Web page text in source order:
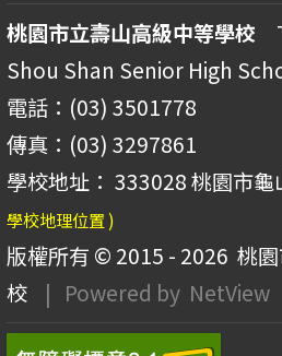
桃園市立壽山高級中等學校
Shou Shan Senior High
電話：(03) 3501778
傳真：(03) 3297861
學校地址： 333028 桃園市
學校地理位置 )
版權所有 © 2015 - 2026 桃
校
| Powered by NetView